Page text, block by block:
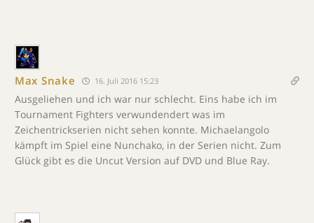
Max Snake 16. Juli 2016 15:23
Ausgeliehen und ich war nur schlecht. Eins habe ich im
Tournament Fighters verwundendert was im
Zeichentrickserien nicht sehen konnte. Michaelangolo
kämpft im Spiel eine Nunchako, in der Serien nicht. Zum
Glück gibt es die Uncut Version auf DVD und Blue Ray.